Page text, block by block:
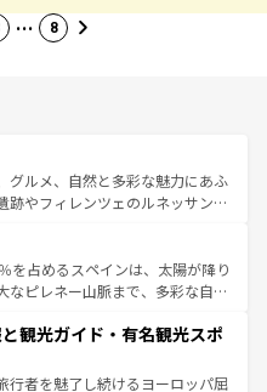
… 8
グルメ、自然と多彩な魅力にあふ
跡やフィレンツェのルネッサンス
田園風景やアマルフィ海岸の絶
せない。観光の合間には、本場の
のイタリア料理を堪能することも
、忘れられない旅をしてみよう！
は
を占めるスペインは、太陽が降り
なピレネー山脈まで、多彩な自然
、情熱的なフラメンコ、熱気あふ
タパスが生活の一部となってい
練された雰囲気や、バルセロナの
観光ガイド・有名観光スポ
行者を魅了し続けるヨーロッパ屈